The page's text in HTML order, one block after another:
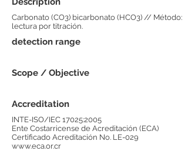
Carbonato (CO3) bicarbonato (HCO3) // Método:
lectura por titración.
detection range
Scope / Objective
Accreditation
INTE-ISO/IEC 17025:2005
Ente Costarricense de Acreditación (ECA)
Certificado Acreditación No. LE-029
www.eca.or.cr